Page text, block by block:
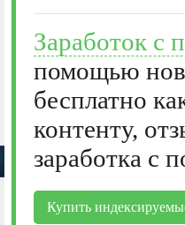
Заработок
помощью
бесплатно
контенту,
заработка
Купить